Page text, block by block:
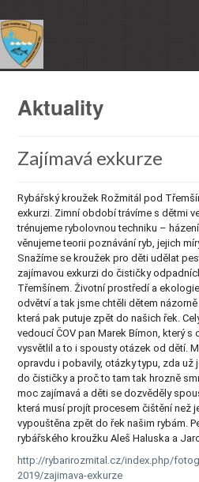
Aktuality
Zajímavá exkurze
Rybářský kroužek Rožmitál pod
exkurzi. Zimní období trávíme s dětmi
trénujeme rybolovnou techniku –
věnujeme teorii poznávání ryb, jejich
Snažíme se kroužek pro děti udělat
zajímavou exkurzi do čističky
Třemšínem. Životní prostředí a
odvětví a tak jsme chtěli dětem
která pak putuje zpět do našich řek.
vedoucí ČOV pan Marek Bímon, který s
vysvětlil a to i spousty otázek od dětí.
opravdu i pobavily, otázky typu, zda už
do čističky a proč to tam tak hrozně
moc zajímavá a děti se dozvěděly
která musí projít procesem čištění než
vypouštěna zpět do řek našim rybám.
rybářského kroužku Aleš Haluska a
http://rybarirozmital.cz/index.php/
2019/zajimava-exkurze